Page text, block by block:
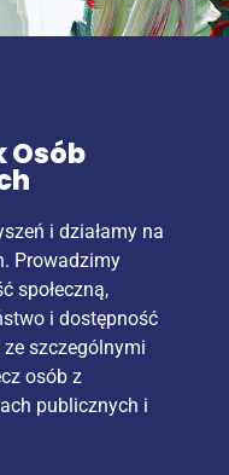
Osób
i działamy na
Prowadzimy
społeczną,
i dostępność
szczególnymi
osób z
publicznych i